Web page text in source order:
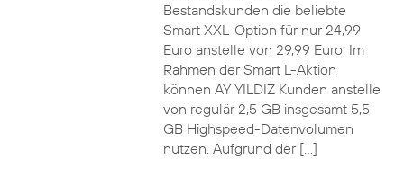
Bestandskunden die beliebte
Smart XXL-Option für nur 24,99
Euro anstelle von 29,99 Euro. Im
Rahmen der Smart L-Aktion
können AY YILDIZ Kunden anstelle
von regulär 2,5 GB insgesamt 5,5
GB Highspeed-Datenvolumen
nutzen. Aufgrund der […]